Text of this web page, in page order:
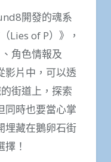
開發的魂系
Lies of P）》，
角色情報及
影片中，可以透
街道上，探索
同時也要當心掌
埋藏在鵝卵石街
！